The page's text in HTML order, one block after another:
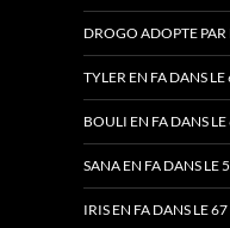
DROGO ADOPTE
TYLER EN FA DANS LE
BOULI EN FA DANS LE
SANA EN FA DANS LE
IRIS EN FA DANS LE 67